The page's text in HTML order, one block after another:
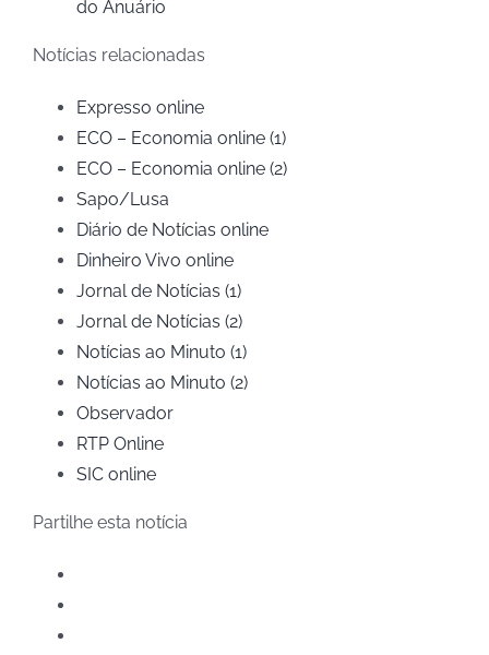
do Anuário
Notícias relacionadas
Expresso online
ECO – Economia online (1)
ECO – Economia online (2)
Sapo/Lusa
Diário de Notícias online
Dinheiro Vivo online
Jornal de Notícias (1)
Jornal de Notícias (2)
Notícias ao Minuto (1)
Notícias ao Minuto (2)
Observador
RTP Online
SIC online
Partilhe esta notícia